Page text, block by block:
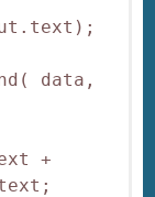
data,
+